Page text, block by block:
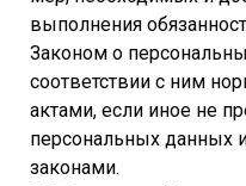
выполнения
Законом о
соответствии с ним
актами, если иное не
персональных данных
законами.